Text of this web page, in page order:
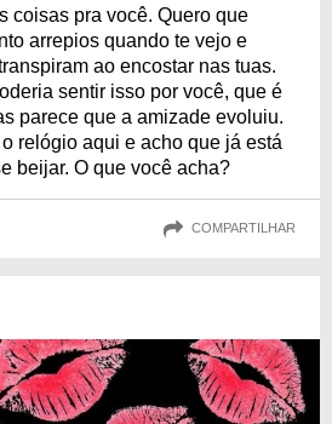
coisas pra você. Quero que
arrepios quando te vejo e
ao encostar nas tuas.
sentir isso por você, que é
parece que a amizade evoluiu.
relógio aqui e acho que já está
beijar. O que você acha?
COMPARTILHAR